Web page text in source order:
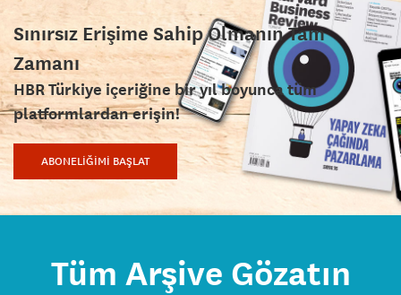
Sınırsız Erişime Sahip Olmanın Tam
Zamanı
HBR Türkiye içeriğine bir yıl boyunca tüm
platformlardan erişin!
ABONELİĞİMİ BAŞLAT
Tüm Arşive Gözatın